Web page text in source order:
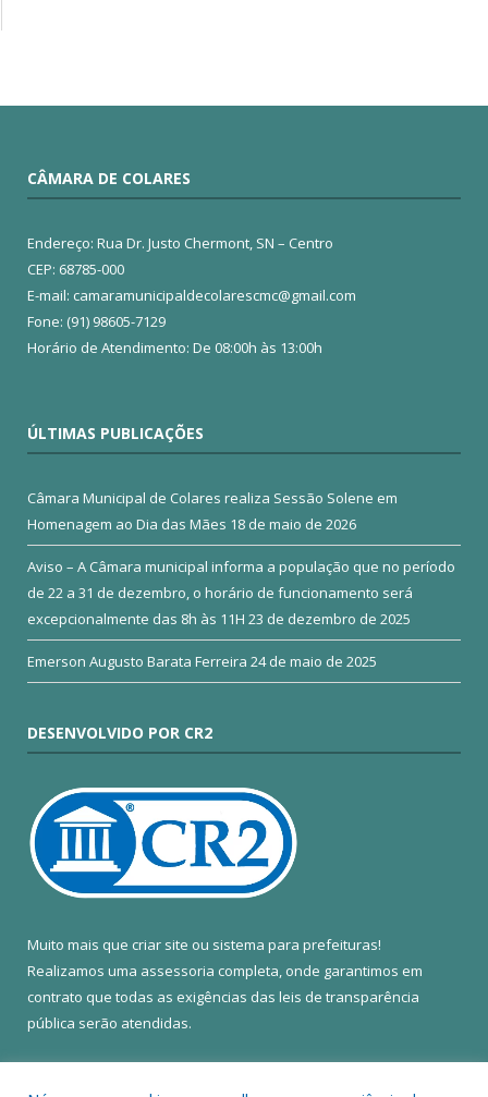
CÂMARA DE COLARES
Endereço: Rua Dr. Justo Chermont, SN – Centro
CEP: 68785-000
E-mail: camaramunicipaldecolarescmc@gmail.com
Fone: (91) 98605-7129
Horário de Atendimento: De 08:00h às 13:00h
ÚLTIMAS PUBLICAÇÕES
Câmara Municipal de Colares realiza Sessão Solene em
Homenagem ao Dia das Mães 18 de maio de 2026
Aviso – A Câmara municipal informa a população que no período
de 22 a 31 de dezembro, o horário de funcionamento será
excepcionalmente das 8h às 11H 23 de dezembro de 2025
Emerson Augusto Barata Ferreira 24 de maio de 2025
DESENVOLVIDO POR CR2
Muito mais que criar site ou sistema para prefeituras!
Realizamos uma assessoria completa, onde garantimos em
contrato que todas as exigências das leis de transparência
pública serão atendidas.